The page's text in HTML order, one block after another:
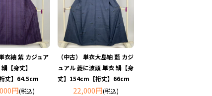
衣紬 紫 カジュア
【身丈】
丈】64.5cm
円(税込)
（中古） 単衣大島紬 藍 カジ
ュアル 菱に波頭 単衣 絹【身
丈】154cm【裄丈】66cm
22,000円(税込)